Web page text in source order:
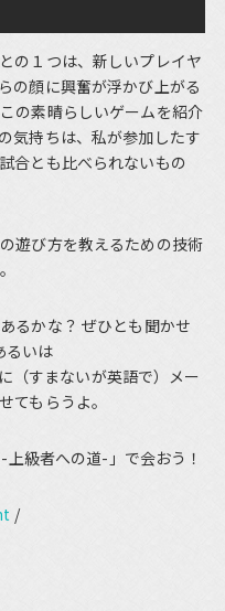
の１つは、新しいプレイヤ
の顔に興奮が浮かび上がる
の素晴らしいゲームを紹介
気持ちは、私が参加したす
合とも比べられないもの
遊び方を教えるための技術
るかな？ ぜひとも聞かせ
るいは
に（すまないが英語で）メー
てもらうよ。
級者への道-」で会おう！
/